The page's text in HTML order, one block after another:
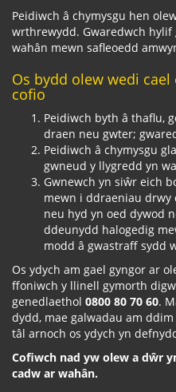
Peidiwch â chymysgu hen
wrthrewydd. Gwaredwch hylif
wahân mewn safleoedd
Os bydd olew wedi cael
cofio
Peidiwch byth â thaflu,
draen neu gwter;
Peidiwch â chymysgu
gwneud y llygredd yn
Gwnewch yn siŵr eich
mewn i ddraeniau
neu hyd yn oed dywod
ddeunydd halogedig
modd â gwastraff sydd
Os ydych am gael gyngor ar
ffoniwch y llinell gymorth
genedlaethol 0800 80 70 60.
dydd, mae galwadau am
tâl arnoch os ydych yn
Cofiwch nad yw olew a dŵr
cadw ar wahân.